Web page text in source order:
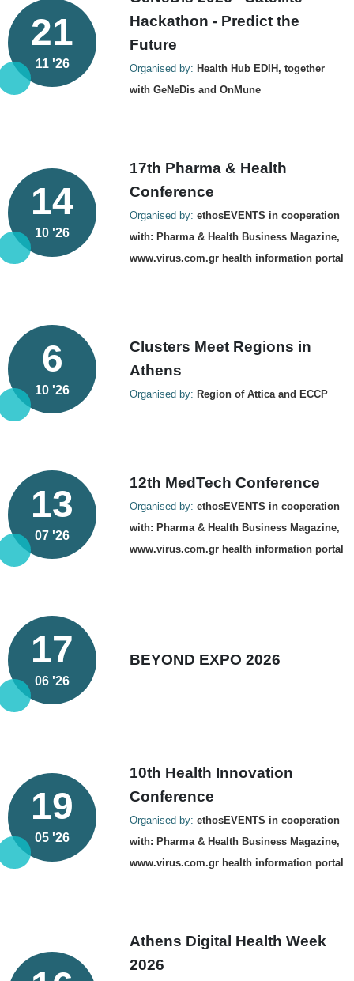
21
11 '26
Hackathon - Predict the
Future
Organised by: Health Hub EDIH, together
with GeNeDis and OnMune
14
10 '26
17th Pharma & Health
Conference
Organised by: ethosEVENTS in cooperation
with: Pharma & Health Business Magazine,
www.virus.com.gr health information portal
6
10 '26
Clusters Meet Regions in
Athens
Organised by: Region of Attica and ECCP
13
07 '26
12th MedTech Conference
Organised by: ethosEVENTS in cooperation
with: Pharma & Health Business Magazine,
www.virus.com.gr health information portal
17
06 '26
BEYOND EXPO 2026
19
05 '26
10th Health Innovation
Conference
Organised by: ethosEVENTS in cooperation
with: Pharma & Health Business Magazine,
www.virus.com.gr health information portal
Athens Digital Health Week
2026